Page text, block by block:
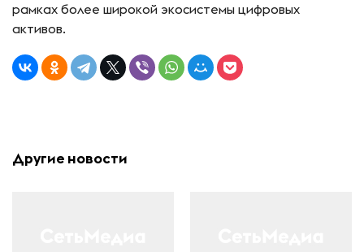
рамках более широкой экосистемы цифровых
активов.
Другие новости